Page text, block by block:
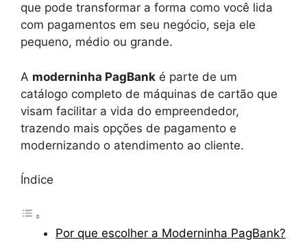
que pode transformar a forma como você lida
com pagamentos em seu negócio, seja ele
pequeno, médio ou grande.
A moderninha PagBank é parte de um
catálogo completo de máquinas de cartão que
visam facilitar a vida do empreendedor,
trazendo mais opções de pagamento e
modernizando o atendimento ao cliente.
Índice
Por que escolher a Moderninha PagBank?